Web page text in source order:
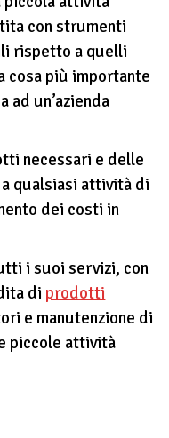
con strumenti
rispetto a quelli
cosa più importante
ad un’azienda
necessari e delle
qualsiasi attività di
dei costi in
i suoi servizi, con
di prodotti
e manutenzione di
piccole attività